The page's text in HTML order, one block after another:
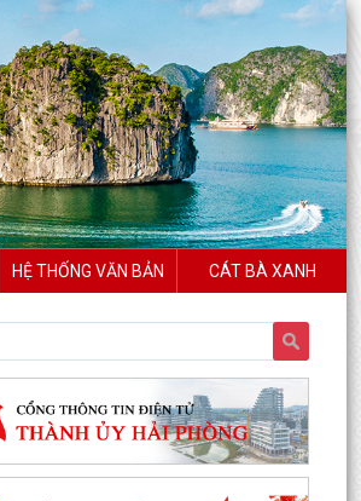
HỆ THỐNG VĂN BẢN CÁT BÀ XANH
kết toàn quốc Hội thi lực lượng tham gia
ninh, trật tự ở cơ sở giỏi lần thứ I tại...
Cát Hải đẩy mạnh cải cách hành chính,
chất lượng phục vụ người dân và